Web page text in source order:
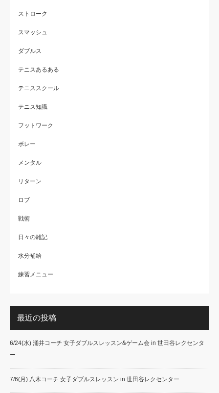
ストローク
スマッシュ
ダブルス
テニスあるある
テニススクール
テニス知識
フットワーク
ボレー
メンタル
リターン
ロブ
戦術
日々の雑記
水分補給
練習メニュー
最近の投稿
6/24(水) 涌井コーチ 女子ダブルスレッスン&ゲーム会 in 世田谷レクセンタ
ー
7/6(月) 八木コーチ 女子ダブルスレッスン in 世田谷レクセンター